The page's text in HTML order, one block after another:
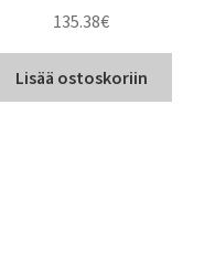
135.38€
Lisää ostoskoriin